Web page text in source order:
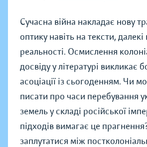
Сучасна війна накладає нову
оптику навіть на тексти, далекі
реальності. Осмислення
досвіду у літературі викликає
асоціації із сьогоденням. Чи
писати про часи перебування
земель у складі російської
підходів вимагає це
заплутатися між